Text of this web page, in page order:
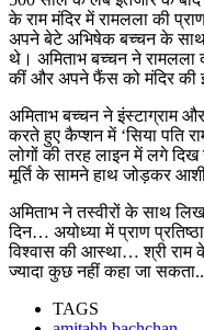
के राम मंदिर में रामलला की
अपने बेटे अभिषेक बच्चन के साथ
थे। अमिताभ बच्चन ने रामलला
कीं और अपने फैंस को मंदिर की
अमिताभ बच्चन ने इंस्टाग्राम
करते हुए कैप्शन में ‘सिया पति
लोगों की तरह लाइन में लगे
मूर्ति के सामने हाथ जोड़कर
अमिताभ ने तस्वीरों के साथ
दिन… अयोध्या में प्राण
विश्वास की आस्था… श्री राम
ज्यादा कुछ नहीं कहा जा
TAGS